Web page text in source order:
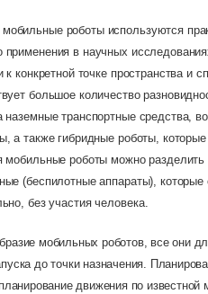
роботы используются
в научных
к конкретной точке пространства и
большое количество
наземные транспортные средства,
а также гибридные роботы,
мобильные роботы можно
(беспилотные аппараты),
без участия человека.
мобильных роботов, все они
до точки назначения.
движения по известной